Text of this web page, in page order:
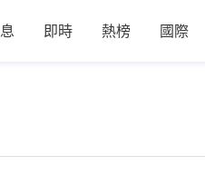
即時 熱榜 國際